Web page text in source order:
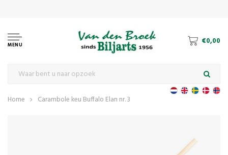
MENU €0,00
Home Carambole keu Buffalo Elan nr. 3